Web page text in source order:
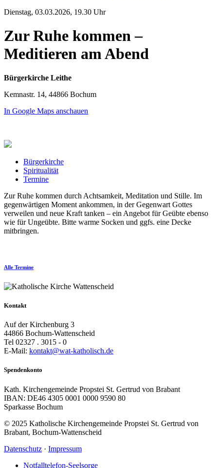
Dienstag, 03.03.2026, 19.30 Uhr
Zur Ruhe kommen –
Meditieren am Abend
Bürgerkirche Leithe
Kemnastr. 14, 44866 Bochum
In Google Maps anschauen
Bürgerkirche
Spiritualität
Termine
Zur Ruhe kommen durch Achtsamkeit, Meditation und Stille. Im
gegenwärtigen Moment ankommen, in der Gegenwart Gottes
verweilen und neue Kraft tanken – ein Angebot für Geübte ebenso
wie für Ungeübte. Bitte warme Socken und ggfs. eine Decke
mitbringen.
Alle Termine
Kontakt
Auf der Kirchenburg 3
44866 Bochum-Wattenscheid
Tel 02327 . 3015 - 0
E-Mail: kontakt@wat-katholisch.de
Spendenkonto
Kath. Kirchengemeinde Propstei St. Gertrud von Brabant
IBAN: DE46 4305 0001 0000 9590 80
Sparkasse Bochum
© 2025 Katholische Kirchengemeinde Propstei St. Gertrud von
Brabant, Bochum-Wattenscheid
Datenschutz · Impressum
Notfalltelefon-Seelsorge